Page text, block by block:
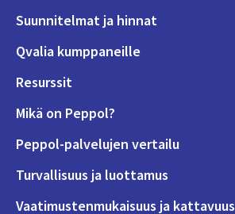
Suunnitelmat ja hinnat
Qvalia kumppaneille
Resurssit
Mikä on Peppol?
Peppol-palvelujen vertailu
Turvallisuus ja luottamus
Vaatimustenmukaisuus ja kattavuus